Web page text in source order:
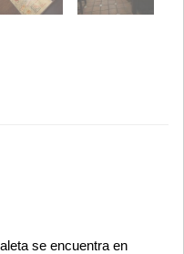
se encuentra en